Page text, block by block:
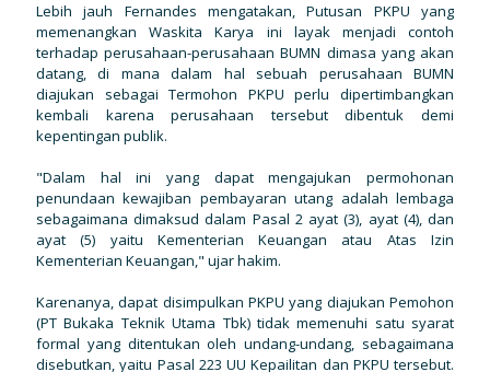
Lebih jauh Fernandes mengatakan, Putusan PKPU yang
memenangkan Waskita Karya ini layak menjadi contoh
terhadap perusahaan-perusahaan BUMN dimasa yang akan
datang, di mana dalam hal sebuah perusahaan BUMN
diajukan sebagai Termohon PKPU perlu dipertimbangkan
kembali karena perusahaan tersebut dibentuk demi
kepentingan publik.
"Dalam hal ini yang dapat mengajukan permohonan
penundaan kewajiban pembayaran utang adalah lembaga
sebagaimana dimaksud dalam Pasal 2 ayat (3), ayat (4), dan
ayat (5) yaitu Kementerian Keuangan atau Atas Izin
Kementerian Keuangan," ujar hakim.
Karenanya, dapat disimpulkan PKPU yang diajukan Pemohon
(PT Bukaka Teknik Utama Tbk) tidak memenuhi satu syarat
formal yang ditentukan oleh undang-undang, sebagaimana
disebutkan, yaitu Pasal 223 UU Kepailitan dan PKPU tersebut.